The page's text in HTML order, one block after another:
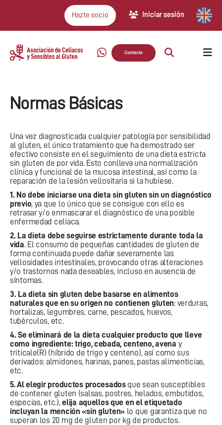
Hazte socio Iniciar sesión
Contacto
Normas Básicas
Una vez diagnosticada cualquier patología por sensibilidad
al gluten, el único tratamiento que ha demostrado ser
efectivo consiste en el seguimiento de una dieta estricta
sin gluten de por vida. Esto conlleva una normalización
clínica y funcional de la mucosa intestinal, así como la
reparación de la lesión vellositaria si la hubiese.
1. No debe iniciarse una dieta sin gluten sin un diagnóstico
previo, ya que lo único que se consigue con ello es
retrasar y/o enmascarar el diagnóstico de una posible
enfermedad celíaca.
2. La dieta debe seguirse estrictamente durante toda la
vida. El consumo de pequeñas cantidades de gluten de
forma continuada puede dañar severamente las
vellosidades intestinales, provocando otras alteraciones
y/o trastornos nada deseables, incluso en ausencia de
síntomas.
3. La dieta sin gluten debe basarse en alimentos
naturales que en su origen no contienen gluten: verduras,
hortalizas, legumbres, carne, pescados, huevos,
tubérculos, etc.
4. Se eliminará de la dieta cualquier producto que lleve
como ingrediente: trigo, cebada, centeno, avena y
triticale(R) (híbrido de trigo y centeno), así como sus
derivados: almidones, harinas, panes, pastas alimenticias,
etc.
5. Al elegir productos procesadosque sean susceptibles
de contener gluten (salsas, postres, helados, embutidos,
especias, etc.),elija aquellos que en el etiquetado
incluyan la mención «sin gluten» lo que garantiza que no
superan los 20 mg de gluten por kg de productos.